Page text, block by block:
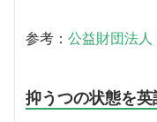
参考： 公益財団法人
抑うつの状態を